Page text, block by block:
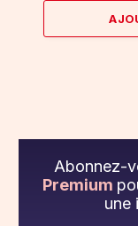
Abonnez-
Premium
une